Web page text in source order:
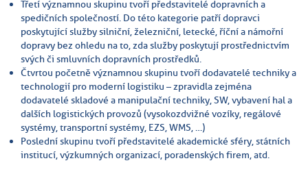
Třetí významnou skupinu tvoří představitelé dopravních a
spedičních společností. Do této kategorie patří dopravci
poskytující služby silniční, železniční, letecké, říční a námořní
dopravy bez ohledu na to, zda služby poskytují prostřednictvím
svých či smluvních dopravních prostředků.
Čtvrtou početně významnou skupinu tvoří dodavatelé techniky a
technologií pro moderní logistiku – zpravidla zejména
dodavatelé skladové a manipulační techniky, SW, vybavení hal a
dalších logistických provozů (vysokozdvižné vozíky, regálové
systémy, transportní systémy, EZS, WMS, …)
Poslední skupinu tvoří představitelé akademické sféry, státních
institucí, výzkumných organizací, poradenských firem, atd.